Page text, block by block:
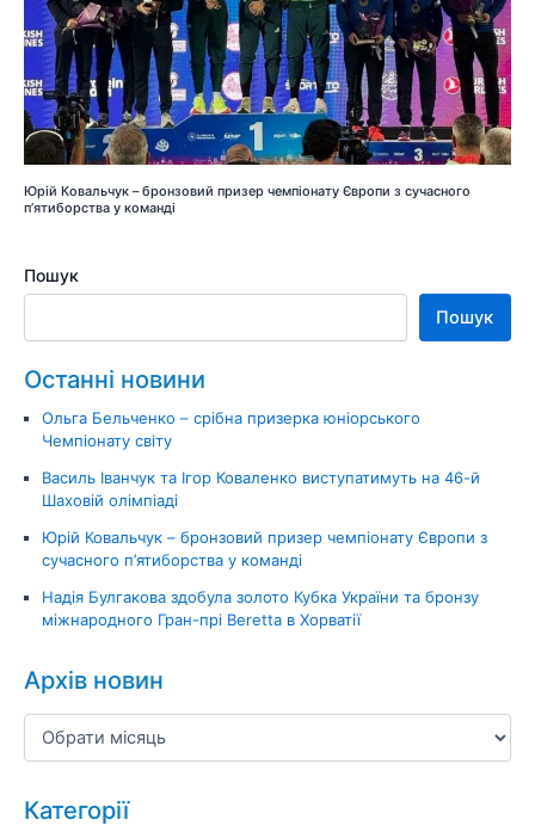
Юрій Ковальчук – бронзовий призер чемпіонату Європи з сучасного
п’ятиборства у команді
Пошук
Пошук
Останні новини
Ольга Бельченко – срібна призерка юніорського
Чемпіонату світу
Василь Іванчук та Ігор Коваленко виступатимуть на 46-й
Шаховій олімпіаді
Юрій Ковальчук – бронзовий призер чемпіонату Європи з
сучасного п’ятиборства у команді
Надія Булгакова здобула золото Кубка України та бронзу
міжнародного Гран-прі Beretta в Хорватії
Архів новин
Категорії